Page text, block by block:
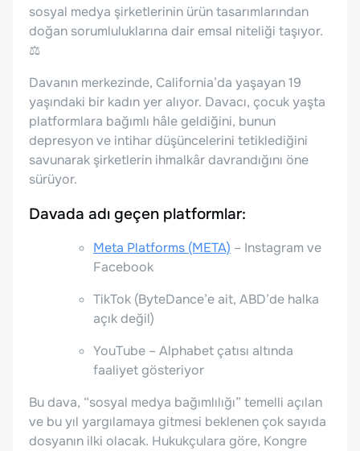
sosyal medya şirketlerinin ürün tasarımlarından
doğan sorumluluklarına dair emsal niteliği taşıyor.
⚖️
Davanın merkezinde, California’da yaşayan 19
yaşındaki bir kadın yer alıyor. Davacı, çocuk yaşta
platformlara bağımlı hâle geldiğini, bunun
depresyon ve intihar düşüncelerini tetiklediğini
savunarak şirketlerin ihmalkâr davrandığını öne
sürüyor.
Davada adı geçen platformlar:
Meta Platforms (META) – Instagram ve
Facebook
TikTok (ByteDance’e ait, ABD’de halka
açık değil)
YouTube – Alphabet çatısı altında
faaliyet gösteriyor
Bu dava, “sosyal medya bağımlılığı” temelli açılan
ve bu yıl yargılamaya gitmesi beklenen çok sayıda
dosyanın ilki olacak. Hukukçulara göre, Kongre